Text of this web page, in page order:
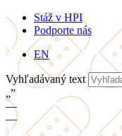
Stáž v HPI
Podporte nás
EN
Vyhľadávaný text
„”
—
—